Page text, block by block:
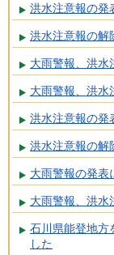
洪水注意報の発
洪水注意報の解
大雨警報、洪水
大雨警報、洪水
洪水注意報の発
洪水注意報の解
大雨警報の発表
大雨警報、洪水
石川県能登地方
した